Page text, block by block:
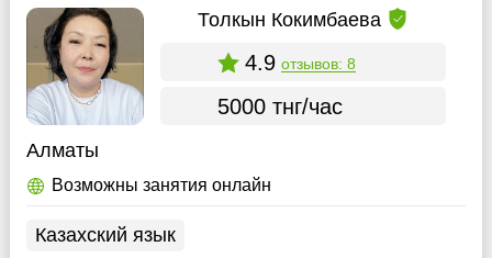
Толкын Кокимбаева
4.9 отзывов: 8
5000 тнг/час
Алматы
Возможны занятия онлайн
Казахский язык